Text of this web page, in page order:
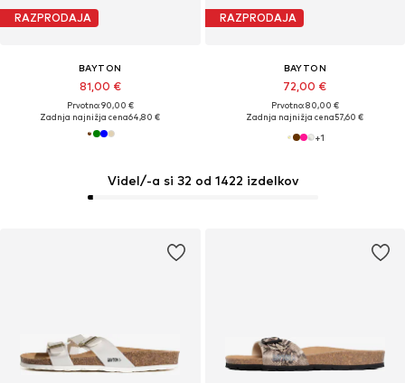
Videl/-a si 32 od 1422 izdelkov
RAZPRODAJA
BAYTON
81,00 €
Prvotno: 90,00 €
Zadnja najnižja cena64,80 €
RAZPRODAJA
BAYTON
72,00 €
Prvotno: 80,00 €
Zadnja najnižja cena57,60 €
+1